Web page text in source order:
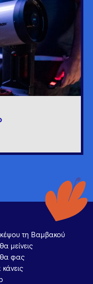
τη Βαμβακού
μείνεις
φας
κάνεις